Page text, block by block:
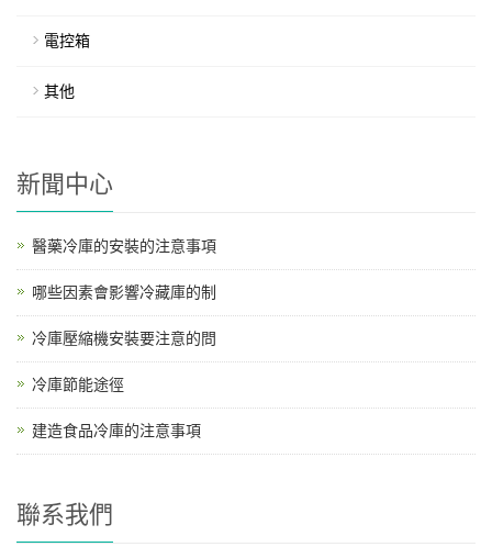
電控箱
其他
新聞中心
醫藥冷庫的安裝的注意事項
哪些因素會影響冷藏庫的制
冷庫壓縮機安裝要注意的問
冷庫節能途徑
建造食品冷庫的注意事項
聯系我們